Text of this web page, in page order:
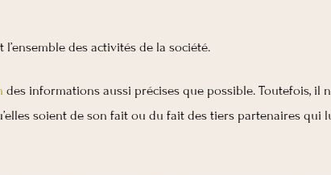
des activités de la société.
des informations aussi précises que possible. Toutefois, il
soient de son fait ou du fait des tiers partenaires qui